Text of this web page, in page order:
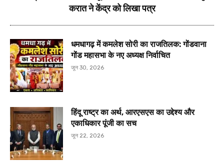
करात ने केंद्र को लिखा पत्र
धमधागढ़ में कमलेश सोरी का राजतिलक: गोंडवाना
गोंड महासभा के नए अध्यक्ष निर्वाचित
जून 30, 2026
हिंदू राष्ट्र का अर्थ, आरएसएस का उद्देश्य और
एकाधिकार पूंजी का सच
जून 22, 2026